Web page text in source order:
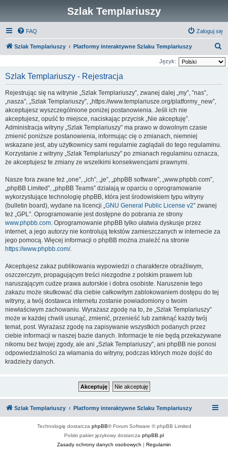
Szlak Templariuszy
FAQ Zaloguj się
Szlak Templariuszy Platformy interaktywne Szlaku Templariuszy
z
Język:
Szlak Templariuszy - Rejestracja
Rejestrując się na witrynie „Szlak Templariuszy”, zwanej dalej „my”, ”nas”,
„nasza”, „Szlak Templariuszy”, „https://www.templariusze.org/platformy_new”,
akceptujesz wyszczególnione poniżej postanowienia. Jeśli ich nie
akceptujesz, opuść to miejsce, naciskając przycisk „Nie akceptuję”.
Administracja witryny „Szlak Templariuszy” ma prawo w dowolnym czasie
zmienić poniższe postanowienia, informując cię o zmianach, niemniej
wskazane jest, aby użytkownicy sami regularnie zaglądali do tego regulaminu.
Korzystanie z witryny „Szlak Templariuszy” po zmianach regulaminu oznacza,
że akceptujesz te zmiany ze wszelkimi konsekwencjami prawnymi.
Nasze fora zwane też „one”, „ich”, „je”, „phpBB software”, „www.phpbb.com”,
„phpBB Limited”, „phpBB Teams” działają w oparciu o oprogramowanie
wykorzystujące technologię phpBB, która jest środowiskiem typu witryny
(bulletin board), wydane na licencji „GNU General Public License v2” zwanej
też „GPL”. Oprogramowanie jest dostępne do pobrania ze strony
www.phpbb.com. Oprogramowanie phpBB tylko ułatwia dyskusje przez
internet, a jego autorzy nie kontrolują tekstów zamieszczanych w internecie za
jego pomocą. Więcej informacji o phpBB można znaleźć na stronie
https://www.phpbb.com/.
Akceptujesz zakaz publikowania wypowiedzi o charakterze obraźliwym,
oszczerczym, propagującym treści niezgodne z polskim prawem lub
naruszającym cudze prawa autorskie i dobra osobiste. Naruszenie tego
zakazu może skutkować dla ciebie całkowitym zablokowaniem dostępu do tej
witryny, a twój dostawca internetu zostanie powiadomiony o twoim
niewłaściwym zachowaniu. Wyrażasz zgodę na to, że „Szlak Templariuszy”
może w każdej chwili usunąć, zmienić, przenieść lub zamknąć każdy twój
temat, post. Wyrażasz zgodę na zapisywanie wszystkich podanych przez
ciebie informacji w naszej bazie danych. Informacje te nie będą przekazywane
nikomu bez twojej zgody, ale ani „Szlak Templariuszy”, ani phpBB nie ponosi
odpowiedzialności za włamania do witryny, podczas których może dojść do
kradzieży danych.
Szlak Templariuszy Platformy interaktywne Szlaku Templariuszy
Technologię dostarcza phpBB® Forum Software © phpBB Limited
Polski pakiet językowy dostarcza phpBB.pl
Zasady ochrony danych osobowych | Regulamin